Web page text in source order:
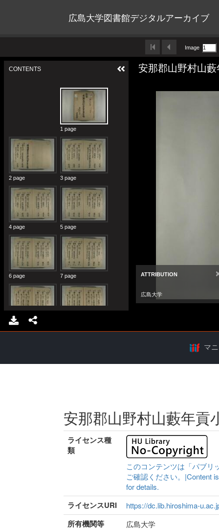
広島大学図書館デジタルアーカイブ
マ
安那郡山野村山藪年貢
ライセンス種
類
このコンテンツは「パブリ
ご確認ください。|Content
for details.
ライセンスURI https://dc.lib.hiroshima-
所有機関等 広島大学